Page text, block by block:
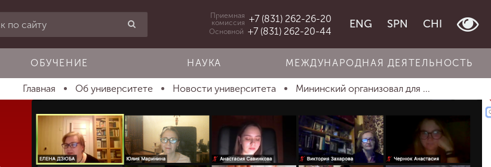
Приемная
комиссия +7 (831) 262-26-20
Основной +7 (831) 262-20-44
ENG SPN CHI
ОБУЧЕНИЕ НАУКА МЕЖДУНАРОДНАЯ ДЕЯТЕЛЬНОСТЬ
Главная Об университете Новости университета Мининский организовал для ...